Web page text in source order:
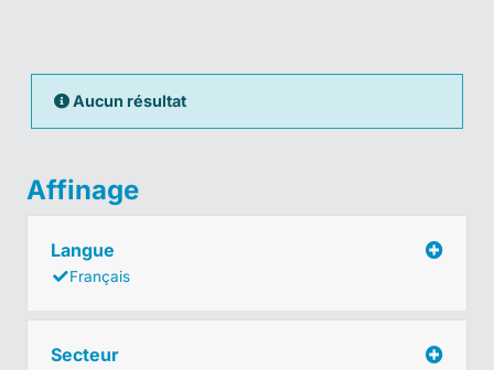
Aucun résultat
Affinage
Langue
Français
Secteur